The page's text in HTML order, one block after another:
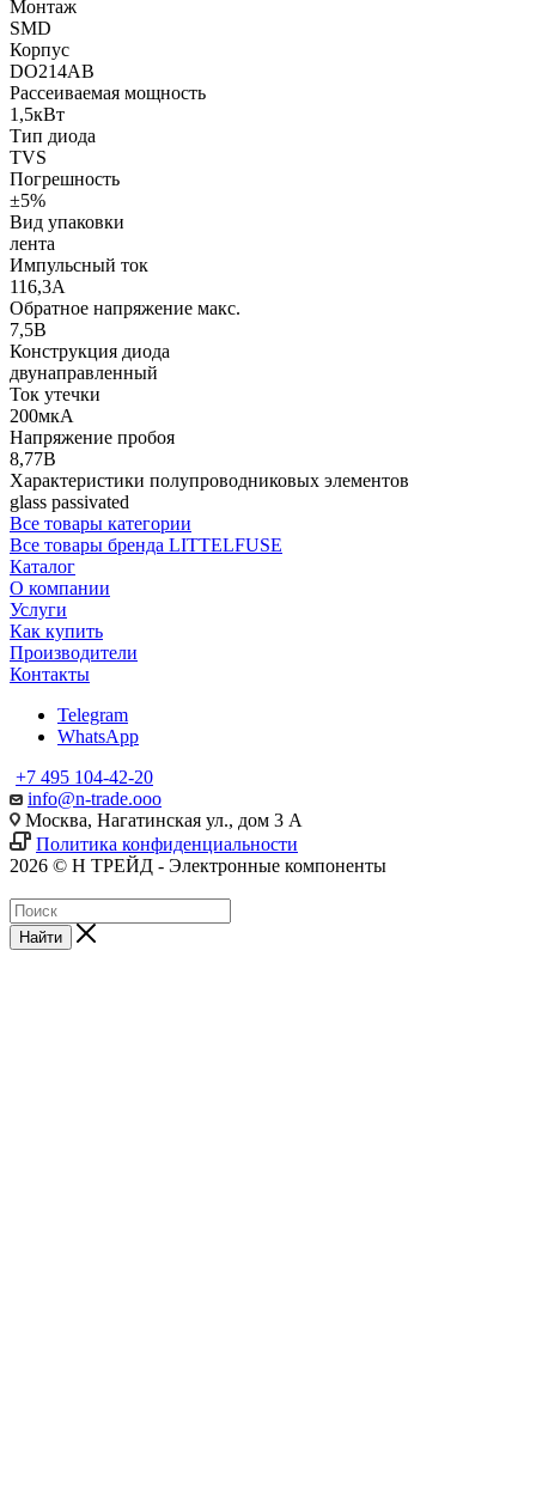
Монтаж
SMD
Корпус
DO214AB
Рассеиваемая мощность
1,5кВт
Тип диода
TVS
Погрешность
±5%
Вид упаковки
лента
Импульсный ток
116,3А
Обратное напряжение макс.
7,5В
Конструкция диода
двунаправленный
Ток утечки
200мкА
Напряжение пробоя
8,77В
Характеристики полупроводниковых элементов
glass passivated
Все товары категории
Все товары бренда LITTELFUSE
Каталог
О компании
Услуги
Как купить
Производители
Контакты
Telegram
WhatsApp
+7 495 104-42-20
info@n-trade.ooo
Москва, Нагатинская ул., дом 3 А
Политика конфиденциальности
2026 © Н ТРЕЙД - Электронные компоненты
Найти